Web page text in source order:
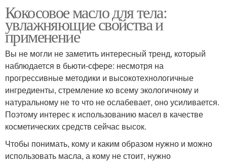
Кокосовое масло для тела:
увлажняющие свойства и
применение
Вы не могли не заметить интересный тренд, который
наблюдается в бьюти-сфере: несмотря на
прогрессивные методики и высокотехнологичные
ингредиенты, стремление ко всему экологичному и
натуральному не то что не ослабевает, оно усиливается.
Поэтому интерес к использованию масел в качестве
косметических средств сейчас высок.
Чтобы понимать, кому и каким образом нужно и можно
использовать масла, а кому не стоит, нужно